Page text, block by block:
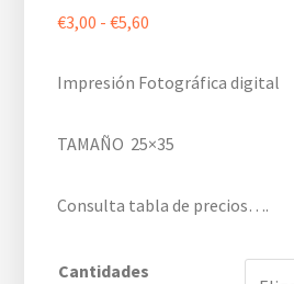
€3,00 - €5,60
precios:
hasta
Impresión Fotográfica digital
TAMAÑO 25×35
Consulta tabla de precios….
Cantidades